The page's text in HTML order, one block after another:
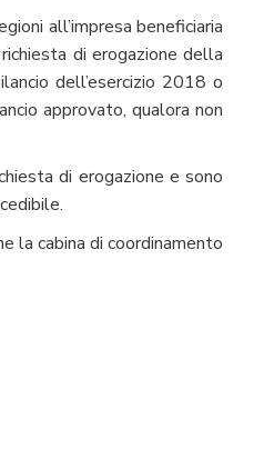
all’impresa beneficiaria
di erogazione della
dell’esercizio 2018 o
approvato, qualora non
di erogazione e sono
la cabina di coordinamento